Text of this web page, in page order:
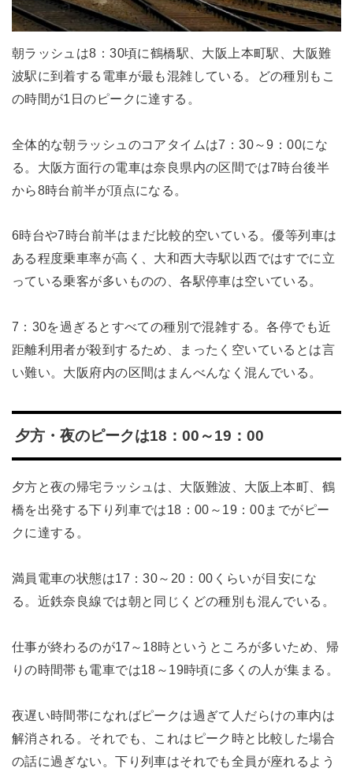
朝ラッシュは8：30頃に鶴橋駅、大阪上本町駅、大阪難
波駅に到着する電車が最も混雑している。どの種別もこ
の時間が1日のピークに達する。
全体的な朝ラッシュのコアタイムは7：30～9：00にな
る。大阪方面行の電車は奈良県内の区間では7時台後半
から8時台前半が頂点になる。
6時台や7時台前半はまだ比較的空いている。優等列車は
ある程度乗車率が高く、大和西大寺駅以西ではすでに立
っている乗客が多いものの、各駅停車は空いている。
7：30を過ぎるとすべての種別で混雑する。各停でも近
距離利用者が殺到するため、まったく空いているとは言
い難い。大阪府内の区間はまんべんなく混んでいる。
夕方・夜のピークは18：00～19：00
夕方と夜の帰宅ラッシュは、大阪難波、大阪上本町、鶴
橋を出発する下り列車では18：00～19：00までがピー
クに達する。
満員電車の状態は17：30～20：00くらいが目安にな
る。近鉄奈良線では朝と同じくどの種別も混んでいる。
仕事が終わるのが17～18時というところが多いため、帰
りの時間帯も電車では18～19時頃に多くの人が集まる。
夜遅い時間帯になればピークは過ぎて人だらけの車内は
解消される。それでも、これはピーク時と比較した場合
の話に過ぎない。下り列車はそれでも全員が座れるよう